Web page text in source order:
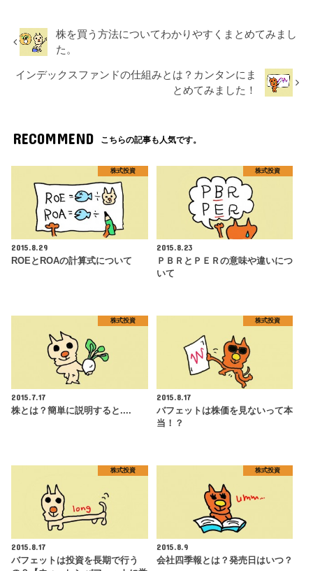
株を買う方法についてわかりやすくまとめてみまし
た。
インデックスファンドの仕組みとは？カンタンにま
とめてみました！
RECOMMEND こちらの記事も人気です。
株式投資
2015.8.29
ROEとROAの計算式について
株式投資
2015.8.23
ＰＢＲとＰＥＲの意味や違いにつ
いて
株式投資
2015.7.17
株とは？簡単に説明すると....
株式投資
2015.8.17
バフェットは株価を見ないって本
当！？
株式投資
2015.8.17
バフェットは投資を長期で行う
株式投資
2015.8.9
会社四季報とは？発売日はいつ？